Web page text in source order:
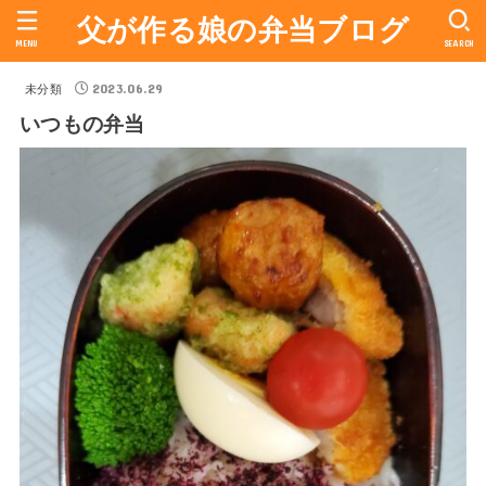
父が作る娘の弁当ブログ SEARCH
MENU
未分類 2023.06.29
いつもの弁当